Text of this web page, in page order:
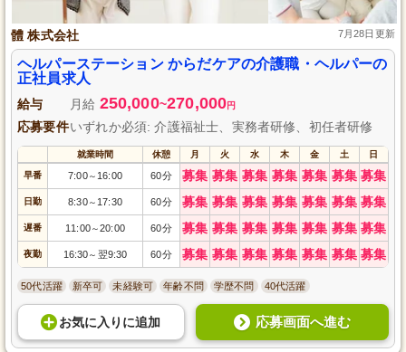
體 株式会社 7月28日更新
ヘルパーステーション からだケアの介護職・ヘルパーの
正社員求人
給与 月給 250,000~270,000円
応募要件いずれか必須: 介護福祉士、実務者研修、初任者研修
就業時間 休憩 月 火 水 木 金 土 日
早番 7:00～ 16:00 60分 募集 募集 募集 募集 募集 募集 募集
日勤 8:30～ 17:30 60分 募集 募集 募集 募集 募集 募集 募集
遅番 11:00～20:00 60分 募集 募集 募集 募集 募集 募集 募集
夜勤 16:30～ 翌9:30 60分 募集 募集 募集 募集 募集 募集 募集
50代活躍 新卒可 未経験可 年齢不問 学歴不問 40代活躍
お気に入り に追加 応募画面へ進む